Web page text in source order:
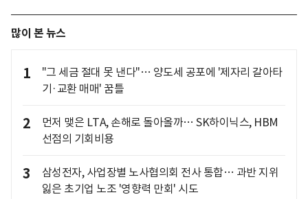
많이 본 뉴스
1
"그 세금 절대 못 낸다"… 양도세 공포에 '제자리 갈아타
기·교환 매매' 꿈틀
2
먼저 맺은 LTA, 손해로 돌아올까… SK하이닉스, HBM
선점의 기회비용
3
삼성전자, 사업장별 노사협의회 전사 통합… 과반 지위
잃은 초기업 노조 '영향력 만회' 시도